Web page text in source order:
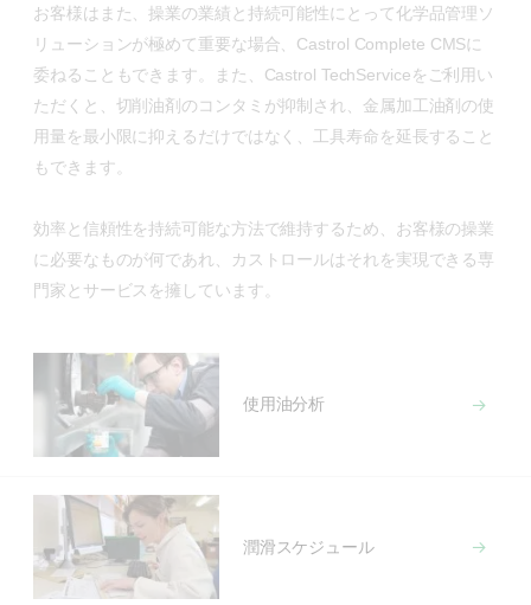
お客様はまた、操業の業績と持続可能性にとって化学品管理ソ
リューションが極めて重要な場合、Castrol Complete CMSに
委ねることもできます。また、Castrol TechServiceをご利用い
ただくと、切削油剤のコンタミが抑制され、金属加工油剤の使
用量を最小限に抑えるだけではなく、工具寿命を延長すること
もできます。
効率と信頼性を持続可能な方法で維持するため、お客様の操業
に必要なものが何であれ、カストロールはそれを実現できる専
門家とサービスを擁しています。
使用油分析
潤滑スケジュール